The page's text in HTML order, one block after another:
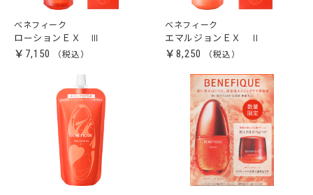
ベネフィーク
ローションＥＸ Ⅲ
￥7,150
ベネフィーク
エマルジョンＥＸ Ⅱ
￥8,250